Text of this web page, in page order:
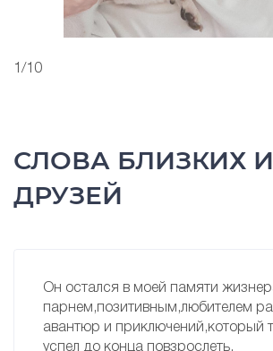
1/10
СЛОВА БЛИЗКИХ И
ДРУЗЕЙ
Он остался в моей памяти
парнем,позитивным,любителем
авантюр и приключений,который
успел до конца повзрослеть.